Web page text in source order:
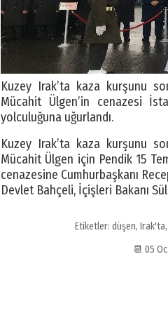
Kuzey Irak’ta kaza kurşunu
Mücahit Ülgen’in cenazesi
yolculuğuna uğurlandı.
Kuzey Irak’ta kaza kurşunu
Mücahit Ülgen için Pendik 15
cenazesine Cumhurbaşkanı
Devlet Bahçeli, İçişleri Bakanı
Etiketler: düşen, Irak'ta,
📆 05